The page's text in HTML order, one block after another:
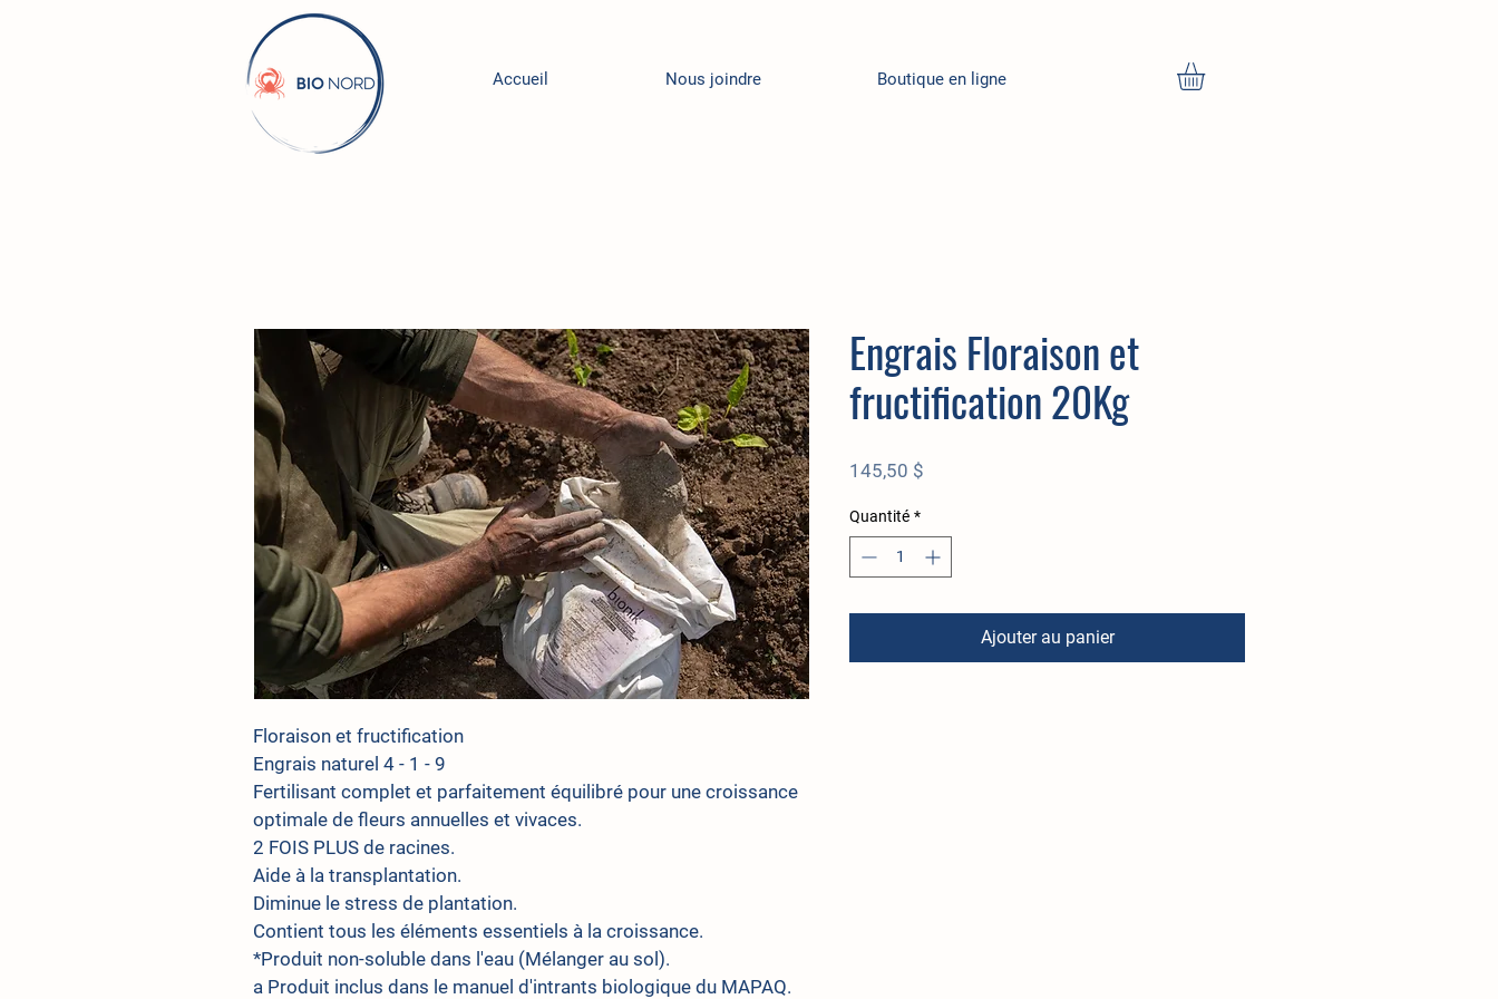
Accueil Nous joindre Boutique en ligne
Floraison et fructification
Engrais naturel 4 - 1 - 9
Fertilisant complet et parfaitement équilibré pour une croissance
optimale de fleurs annuelles et vivaces.
2 FOIS PLUS de racines.
Aide à la transplantation.
Diminue le stress de plantation.
Contient tous les éléments essentiels à la croissance.
*Produit non-soluble dans l'eau (Mélanger au sol).
a Produit inclus dans le manuel d'intrants biologique du MAPAQ.
Engrais Floraison et
fructification 20Kg
145,50 $
Quantité *
Ajouter au panier